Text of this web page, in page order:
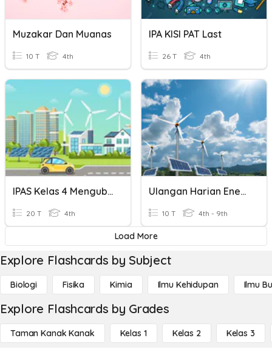
Muzakar Dan Muanas
10 T 4th
IPA KISI PAT Last
26 T 4th
IPAS Kelas 4 Mengubah Bentuk Energi
20 T 4th
Ulangan Harian Energi Potensial, Kinetik, Dan Mekanik
10 T 4th - 9th
Load More
Explore Flashcards by Subject
Biologi Fisika Kimia Ilmu Kehidupan Ilmu
Explore Flashcards by Grades
Taman Kanak Kanak Kelas 1 Kelas 2 Kelas 3